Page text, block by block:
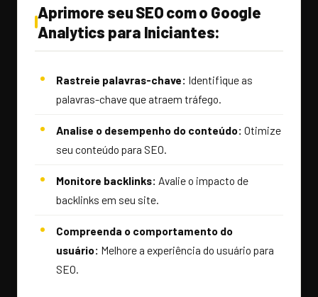
Aprimore seu SEO com o Google
Analytics para Iniciantes:
Rastreie palavras-chave: Identifique as
palavras-chave que atraem tráfego.
Analise o desempenho do conteúdo: Otimize
seu conteúdo para SEO.
Monitore backlinks: Avalie o impacto de
backlinks em seu site.
Compreenda o comportamento do
usuário: Melhore a experiência do usuário para
SEO.